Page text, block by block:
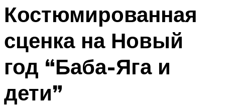
Костюмированная
сценка на Новый
год “Баба-Яга и
дети”